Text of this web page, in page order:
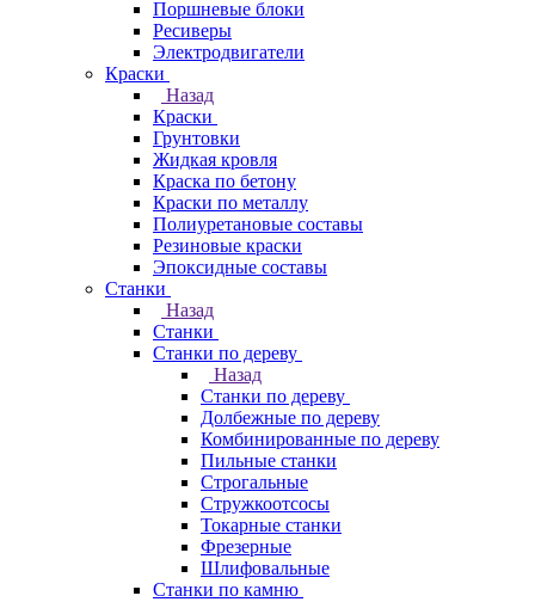
Поршневые блоки
Ресиверы
Электродвигатели
Краски
Назад
Краски
Грунтовки
Жидкая кровля
Краска по бетону
Краски по металлу
Полиуретановые составы
Резиновые краски
Эпоксидные составы
Станки
Назад
Станки
Станки по дереву
Назад
Станки по дереву
Долбежные по дереву
Комбинированные по дереву
Пильные станки
Строгальные
Стружкоотсосы
Токарные станки
Фрезерные
Шлифовальные
Станки по камню